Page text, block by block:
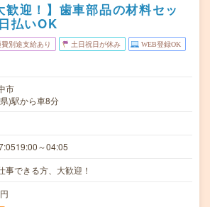
歓迎！】歯車部品の材料セッ
払いOK
費別途支給あり 土日祝日が休み WEB登録OK
市
)駅から車8分
～04:05
事できる方、大歓迎！